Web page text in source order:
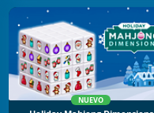
NUEVO